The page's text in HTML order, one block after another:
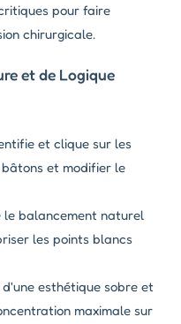
pour faire
chirurgicale.
et de Logique
et clique sur les
et modifier le
le balancement naturel
les points blancs
esthétique sobre et
maximale sur